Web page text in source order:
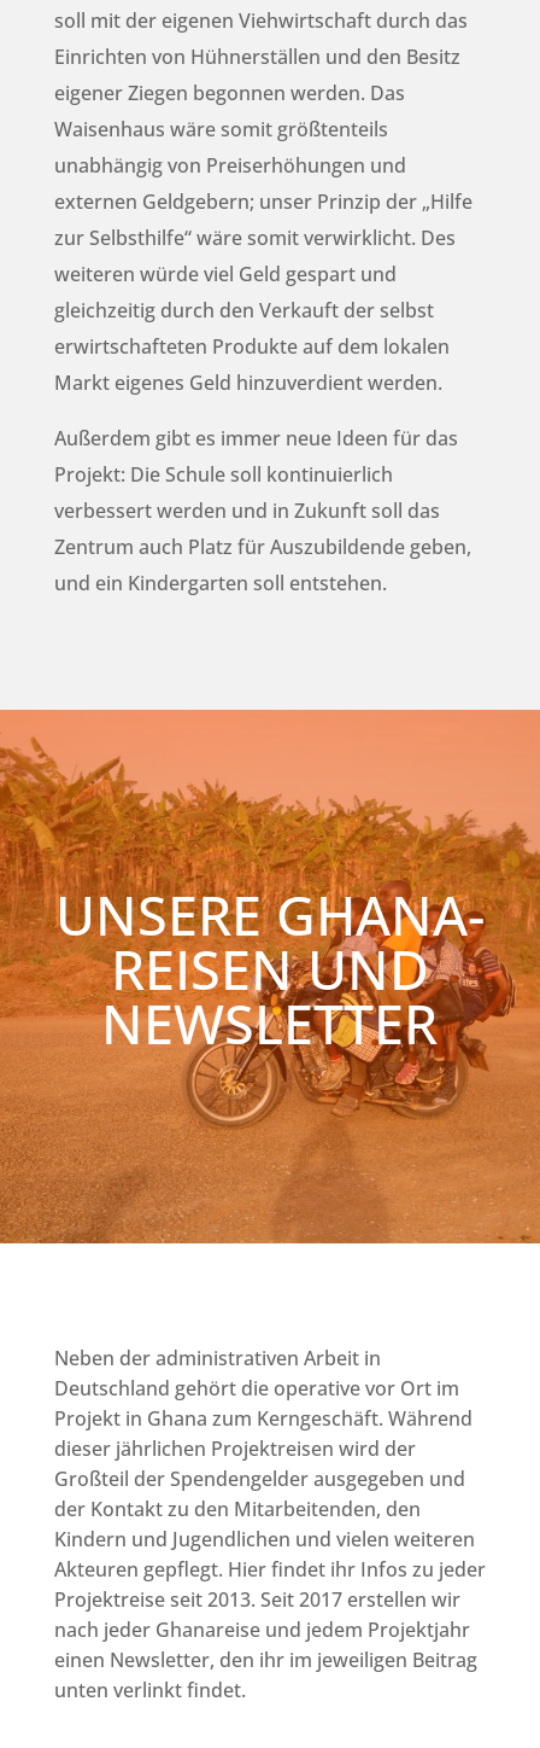
soll mit der eigenen Viehwirtschaft durch das
Einrichten von Hühnerställen und den Besitz
eigener Ziegen begonnen werden. Das
Waisenhaus wäre somit größtenteils
unabhängig von Preiserhöhungen und
externen Geldgebern; unser Prinzip der „Hilfe
zur Selbsthilfe“ wäre somit verwirklicht. Des
weiteren würde viel Geld gespart und
gleichzeitig durch den Verkauft der selbst
erwirtschafteten Produkte auf dem lokalen
Markt eigenes Geld hinzuverdient werden.
Außerdem gibt es immer neue Ideen für das
Projekt: Die Schule soll kontinuierlich
verbessert werden und in Zukunft soll das
Zentrum auch Platz für Auszubildende geben,
und ein Kindergarten soll entstehen.
UNSERE GHANA-
REISEN UND
NEWSLETTER
Neben der administrativen Arbeit in
Deutschland gehört die operative vor Ort im
Projekt in Ghana zum Kerngeschäft. Während
dieser jährlichen Projektreisen wird der
Großteil der Spendengelder ausgegeben und
der Kontakt zu den Mitarbeitenden, den
Kindern und Jugendlichen und vielen weiteren
Akteuren gepflegt. Hier findet ihr Infos zu jeder
Projektreise seit 2013. Seit 2017 erstellen wir
nach jeder Ghanareise und jedem Projektjahr
einen Newsletter, den ihr im jeweiligen Beitrag
unten verlinkt findet.